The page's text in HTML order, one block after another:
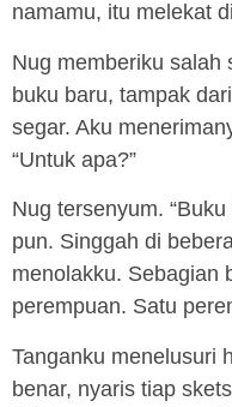
namamu, itu melekat
Nug memberiku salah
buku baru, tampak
segar. Aku
“Untuk apa?”
Nug tersenyum.
pun. Singgah di
menolakku. Sebagian
perempuan. Satu
Tanganku menelusuri
benar, nyaris tiap